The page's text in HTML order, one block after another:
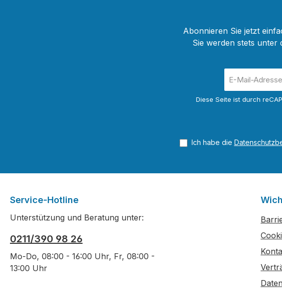
Abonnieren Sie jetzt
Sie werden stets unter
Mail-
Diese Seite ist durch
Ich habe die
Service-Hotline
Unterstützung und Beratung unter:
0211/390 98 26
Mo-Do, 08:00 - 16:00 Uhr, Fr, 08:00 -
13:00 Uhr